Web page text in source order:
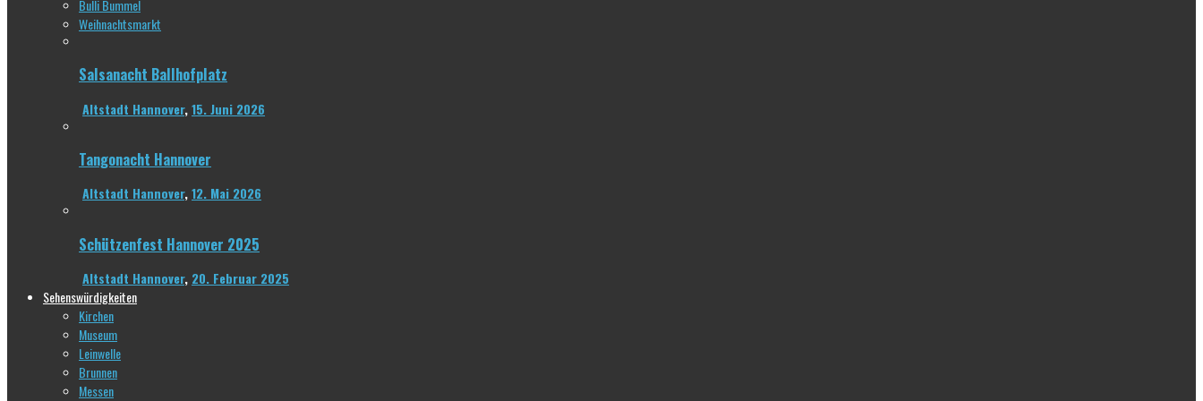
Bulli Bummel
Weihnachtsmarkt
Salsanacht Ballhofplatz
Altstadt Hannover,15. Juni 2026
Tangonacht Hannover
Altstadt Hannover,12. Mai 2026
Schützenfest Hannover 2025
Altstadt Hannover, 20. Februar 2025
Sehenswürdigkeiten
Kirchen
Museum
Leinwelle
Brunnen
Messen